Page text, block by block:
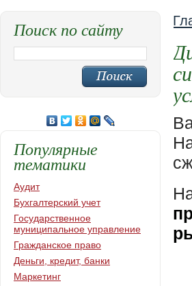
Поиск по сайту
Популярные
тематики
Аудит
Бухгалтерский учет
Государственное
муниципальное управление
Гражданское право
Деньги, кредит, банки
Маркетинг